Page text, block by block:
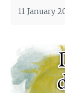
11 January